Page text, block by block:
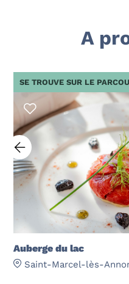
A
Auberge du lac
Saint-Marcel-lès-
SE TROUVE SUR LE